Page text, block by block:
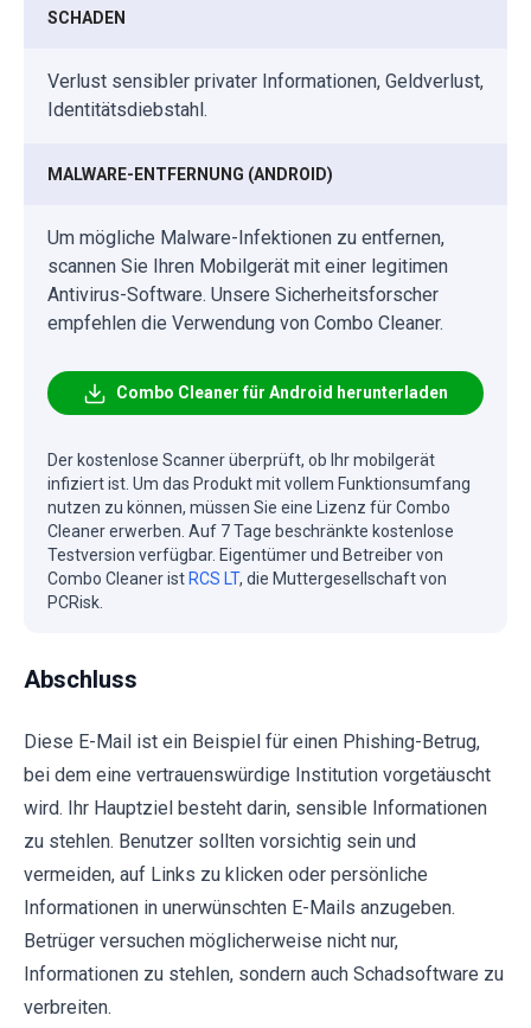
SCHADEN
Verlust sensibler privater Informationen, Geldverlust,
Identitätsdiebstahl.
MALWARE-ENTFERNUNG (ANDROID)
Um mögliche Malware-Infektionen zu entfernen,
scannen Sie Ihren Mobilgerät mit einer legitimen
Antivirus-Software. Unsere Sicherheitsforscher
empfehlen die Verwendung von Combo Cleaner.
Combo Cleaner für Android herunterladen
Der kostenlose Scanner überprüft, ob Ihr mobilgerät
infiziert ist. Um das Produkt mit vollem Funktionsumfang
nutzen zu können, müssen Sie eine Lizenz für Combo
Cleaner erwerben. Auf 7 Tage beschränkte kostenlose
Testversion verfügbar. Eigentümer und Betreiber von
Combo Cleaner ist RCS LT, die Muttergesellschaft von
PCRisk.
Abschluss
Diese E-Mail ist ein Beispiel für einen Phishing-Betrug,
bei dem eine vertrauenswürdige Institution vorgetäuscht
wird. Ihr Hauptziel besteht darin, sensible Informationen
zu stehlen. Benutzer sollten vorsichtig sein und
vermeiden, auf Links zu klicken oder persönliche
Informationen in unerwünschten E-Mails anzugeben.
Betrüger versuchen möglicherweise nicht nur,
Informationen zu stehlen, sondern auch Schadsoftware zu
verbreiten.